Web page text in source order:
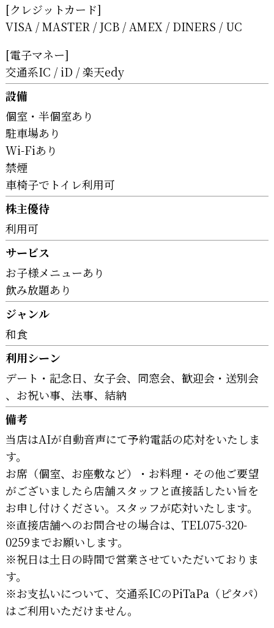
[クレジットカード]
VISA
MASTER JCB AMEX DINERS
UC
[電子マネー]
交通系IC
iD
楽天edy
設備
個室・半個室あり
駐車場あり
Wi-Fiあり
禁煙
車椅子でトイレ利用可
株主優待
利用可
サービス
お子様メニューあり
飲み放題あり
ジャンル
和食
利用シーン
デート・記念日
女子会 同窓会
歓迎会・送別会
お祝い事
法事
結納
備考
当店はAIが自動音声にて予約電話の応対をいたしま
す。
お席（個室、お座敷など）・お料理・その他ご要望
がございましたら店舗スタッフと直接話したい旨を
お申し付けください。スタッフが応対いたします。
※直接店舗へのお問合せの場合は、TEL075-320-
0259までお願いします。
※祝日は土日の時間で営業させていただいておりま
す。
※お支払いについて、交通系ICのPiTaPa（ピタパ）
はご利用いただけません。